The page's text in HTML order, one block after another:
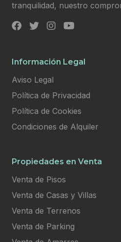
tranquilidad, nuestro
Información Legal
Aviso Legal
Política de Privacidad
Política de Cookies
Condiciones de Alquiler
Propiedades en Venta
Venta de Pisos
Venta de Casas y Villas
Venta de Terrenos
Venta de Parking